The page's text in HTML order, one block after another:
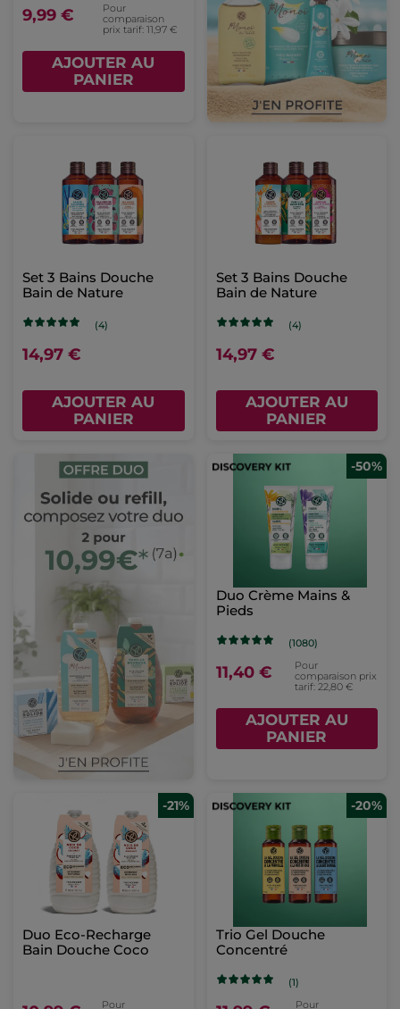
9,99 €
Pour
comparaison
prix tarif: 11,97 €
AJOUTER AU
PANIER
Set 3 Bains Douche
Bain de Nature
(4)
14,97 €
AJOUTER AU
PANIER
Set 3 Bains Douche
Bain de Nature
(4)
14,97 €
AJOUTER AU
PANIER
-50%
Duo Crème Mains &
Pieds
(1080)
11,40 €
Pour
comparaison prix
tarif: 22,80 €
AJOUTER AU
PANIER
-21%
Duo Eco-Recharge
Bain Douche Coco
Pour
-20%
Trio Gel Douche
Concentré
(1)
Pour